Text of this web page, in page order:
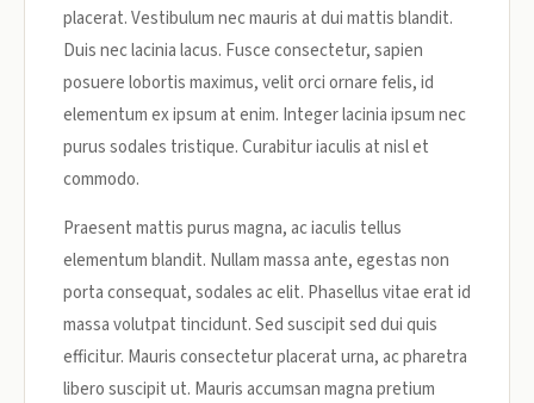
placerat. Vestibulum nec mauris at dui mattis blandit.
Duis nec lacinia lacus. Fusce consectetur, sapien
posuere lobortis maximus, velit orci ornare felis, id
elementum ex ipsum at enim. Integer lacinia ipsum nec
purus sodales tristique. Curabitur iaculis at nisl et
commodo.
Praesent mattis purus magna, ac iaculis tellus
elementum blandit. Nullam massa ante, egestas non
porta consequat, sodales ac elit. Phasellus vitae erat id
massa volutpat tincidunt. Sed suscipit sed dui quis
efficitur. Mauris consectetur placerat urna, ac pharetra
libero suscipit ut. Mauris accumsan magna pretium